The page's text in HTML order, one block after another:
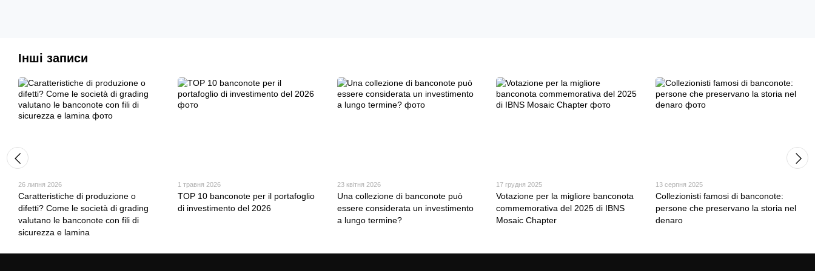
Інші записи
26 липня 2026
Caratteristiche di produzione o
difetti? Come le società di grading
valutano le banconote con fili di
sicurezza e lamina
1 травня 2026
TOP 10 banconote per il portafoglio
di investimento del 2026
23 квітня 2026
Una collezione di banconote può
essere considerata un investimento
a lungo termine?
17 грудня 2025
Votazione per la migliore banconota
commemorativa del 2025 di IBNS
Mosaic Chapter
13 серпня 2025
Collezionisti famosi di banconote:
persone che preservano la storia nel
denaro